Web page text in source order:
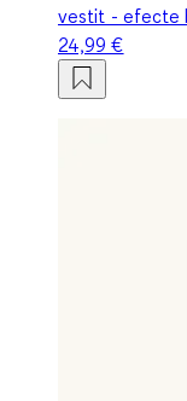
vestit - efecte
24,99 €